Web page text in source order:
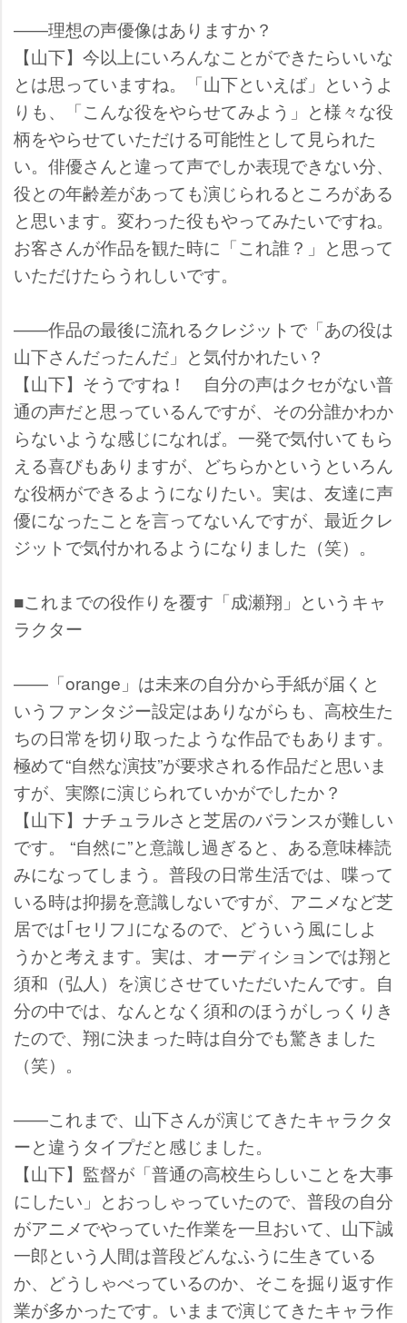
――理想の声優像はありますか？
【山下】今以上にいろんなことができたらいいな
とは思っていますね。「山下といえば」というよ
りも、「こんな役をやらせてみよう」と様々な役
柄をやらせていただける可能性として見られた
い。俳優さんと違って声でしか表現できない分、
役との年齢差があっても演じられるところがある
と思います。変わった役もやってみたいですね。
お客さんが作品を観た時に「これ誰？」と思って
いただけたらうれしいです。
――作品の最後に流れるクレジットで「あの役は
山下さんだったんだ」と気付かれたい？
【山下】そうですね！ 自分の声はクセがない普
通の声だと思っているんですが、その分誰かわか
らないような感じになれば。一発で気付いてもら
える喜びもありますが、どちらかというといろん
な役柄ができるようになりたい。実は、友達に声
優になったことを言ってないんですが、最近クレ
ジットで気付かれるようになりました（笑）。
■これまでの役作りを覆す「成瀬翔」というキャ
ラクター
――「orange」は未来の自分から手紙が届くと
いうファンタジー設定はありながらも、高校生た
ちの日常を切り取ったような作品でもあります。
極めて“自然な演技”が要求される作品だと思いま
すが、実際に演じられていかがでしたか？
【山下】ナチュラルさと芝居のバランスが難しい
です。 “自然に”と意識し過ぎると、ある意味棒読
みになってしまう。普段の日常生活では、喋って
いる時は抑揚を意識しないですが、アニメなど芝
居では｢セリフ｣になるので、どういう風にしよ
うかと考えます。実は、オーディションでは翔と
須和（弘人）を演じさせていただいたんです。自
分の中では、なんとなく須和のほうがしっくりき
たので、翔に決まった時は自分でも驚きました
（笑）。
――これまで、山下さんが演じてきたキャラクタ
ーと違うタイプだと感じました。
【山下】監督が「普通の高校生らしいことを大事
にしたい」とおっしゃっていたので、普段の自分
がアニメでやっていた作業を一旦おいて、山下誠
一郎という人間は普段どんなふうに生きている
か、どうしゃべっているのか、そこを掘り返す作
業が多かったです。いままで演じてきたキャラ作